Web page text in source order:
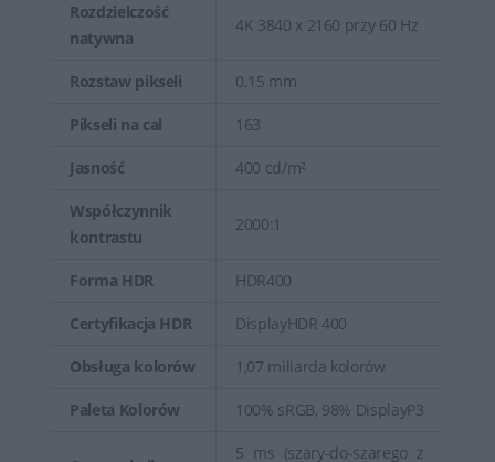
Rozdzielczość
natywna
4K 3840 x 2160 przy 60 Hz
Rozstaw pikseli 0.15 mm
Pikseli na cal 163
Jasność 400 cd/m²
Współczynnik
kontrastu
2000:1
Forma HDR HDR400
Certyfikacja HDR DisplayHDR 400
Obsługa kolorów 1,07 miliarda kolorów
Paleta Kolorów 100% sRGB, 98% DisplayP3
5 ms (szary-do-szarego z